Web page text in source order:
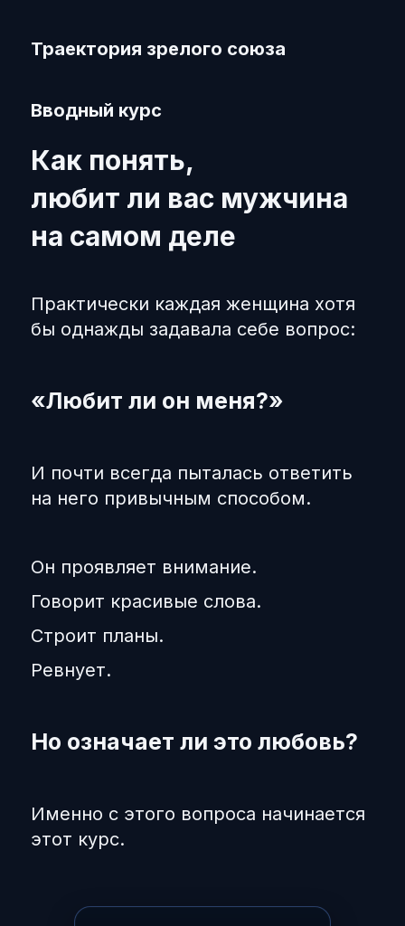
Траектория зрелого союза
Вводный курс
Как понять,
любит ли вас мужчина
на самом деле
Практически каждая женщина хотя
бы однажды задавала себе вопрос:
«Любит ли он меня?»
И почти всегда пыталась ответить
на него привычным способом.
Он проявляет внимание.
Говорит красивые слова.
Строит планы.
Ревнует.
Но означает ли это любовь?
Именно с этого вопроса начинается
этот курс.